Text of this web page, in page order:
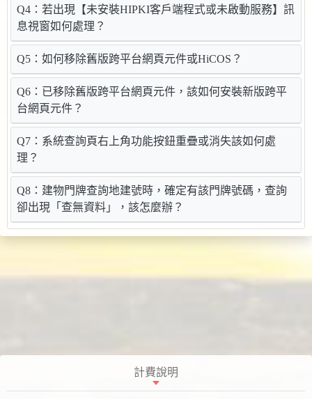
Q4：若出現【未安裝HIPKI客戶端程式或未啟動服務】訊
息視窗如何處理？
Q5：如何移除舊版跨平台網頁元件或HiCOS？
Q6：已移除舊版跨平台網頁元件，該如何安裝新版跨平
台網頁元件？
Q7：系統查詢頁右上角功能按鈕重疊或消失該如何處
理？
Q8：建物門牌查詢地建號時，確定有該門牌號碼，查詢
卻出現「查無資料」，該怎麼辦？
計費說明